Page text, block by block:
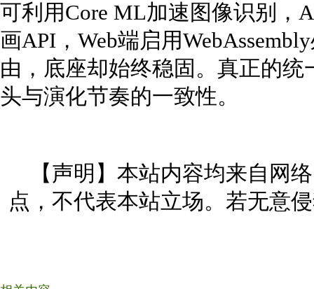
可利用Core ML加速图像识别，
画API，Web端启用
由，底座却始终稳固。真正的
头与演化节奏的一致性。
【声明】本站内容均来自网
点，不代表本站立场。若无意